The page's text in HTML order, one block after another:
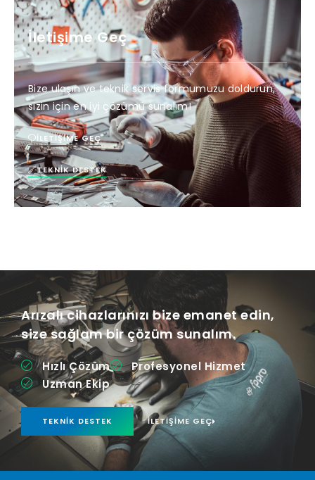
İletişime Geç
Bize ulaşın ve teknik servis formumuzu doldurun,
sizin için en iyi çözümü sunalım!
İLETIŞIME GEÇ
TEKNIK DESTEK
Arızalı cihazlarınızı bize emanet edin,
size sağlam bir çözüm sunalım.
Hızlı Çözüm
Profesyonel Hizmet
Uzman Ekip
TEKNIK DESTEK İLETIŞIME GEÇ